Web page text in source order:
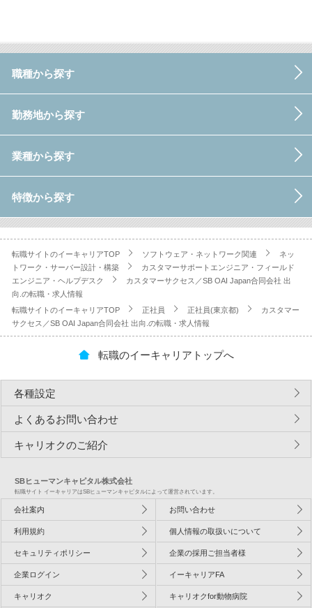
職種から探す
勤務地から探す
業種から探す
特徴から探す
転職サイトのイーキャリアTOP ソフトウェア・ネットワーク関連
ネッ
トワーク・サーバー設計・構築
カスタマーサポートエンジニア・フィールド
エンジニア・ヘルプデスク
カスタマーサクセス／SB OAI Japan合同会社 出
向.の転職・求人情報
転職サイトのイーキャリアTOP
正社員 正社員(東京都)
カスタマー
サクセス／SB OAI Japan合同会社 出向.の転職・求人情報
転職のイーキャリアトップへ
各種設定
よくあるお問い合わせ
キャリオクのご紹介
SBヒューマンキャピタル株式会社
転職サイト イーキャリアはSBヒューマンキャピタルによって運営されています。
会社案内 お問い合わせ
利用規約 個人情報の取扱いについて
セキュリティポリシー 企業の採用ご担当者様
企業ログイン イーキャリアFA
キャリオク キャリオクfor動物病院